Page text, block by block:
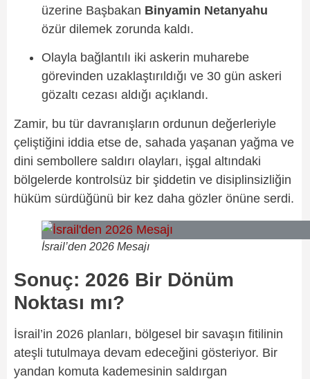
üzerine Başbakan Binyamin Netanyahu
özür dilemek zorunda kaldı.
Olayla bağlantılı iki askerin muharebe
görevinden uzaklaştırıldığı ve 30 gün askeri
gözaltı cezası aldığı açıklandı.
Zamir, bu tür davranışların ordunun değerleriyle
çeliştiğini iddia etse de, sahada yaşanan yağma ve
dini sembollere saldırı olayları, işgal altındaki
bölgelerde kontrolsüz bir şiddetin ve disiplinsizliğin
hüküm sürdüğünü bir kez daha gözler önüne serdi.
İsrail’den 2026 Mesajı
Sonuç: 2026 Bir Dönüm
Noktası mı?
İsrail’in 2026 planları, bölgesel bir savaşın fitilinin
ateşli tutulmaya devam edeceğini gösteriyor. Bir
yandan komuta kademesinin saldırgan